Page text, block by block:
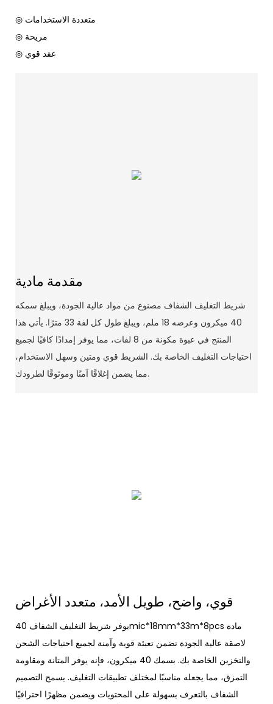
◎ مريحة
◎ عقد قوي
مقدمة مادية
شريط التغليف الشفاف مصنوع من مواد عالية الجودة، ويبلغ سمكه
40 ميكرون وعرضه 18 ملم، ويبلغ طول كل لفة 33 مترًا. يأتي هذا
المنتج في عبوة مكونة من 8 لفات، مما يوفر إمدادًا كافيًا لجميع
احتياجات التغليف الخاصة بك. الشريط قوي ومتين وسهل الاستخدام،
مما يضمن إغلاقًا آمنًا وموثوقًا لطرودك.
قوي، واضح، طويل الأمد، متعدد الأغراض
يوفر شريط التغليف الشفاف 40mic*18mm*33m*8pcs مادة
لاصقة عالية الجودة تضمن تعبئة قوية وآمنة لجميع احتياجات الشحن
والتخزين الخاصة بك. بسمك 40 ميكرون، فإنه يوفر المتانة ومقاومة
التمزق، مما يجعله مناسبًا لمختلف تطبيقات التغليف. يسمح التصميم
الشفاف بالتعرف بسهولة على المحتويات ويضمن مظهرًا احترافيًا